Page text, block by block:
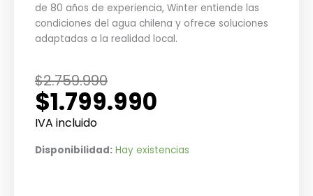
de 80 años de experiencia, Winter entiende las
condiciones del agua chilena y ofrece soluciones
adaptadas a la realidad local.
$2.759.990
El
precio
original
$2.759.990.
$1.799.990
El
precio
actual
$1.799.990.
IVA incluido
Disponibilidad: Hay existencias
Termo